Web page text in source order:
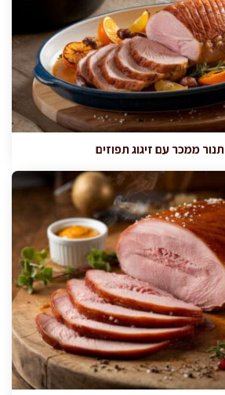
ממכר עם זיגוג תפוזים